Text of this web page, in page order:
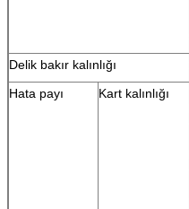
Delik bakır kalınlığı
Hata payı
Kart kalınlığı